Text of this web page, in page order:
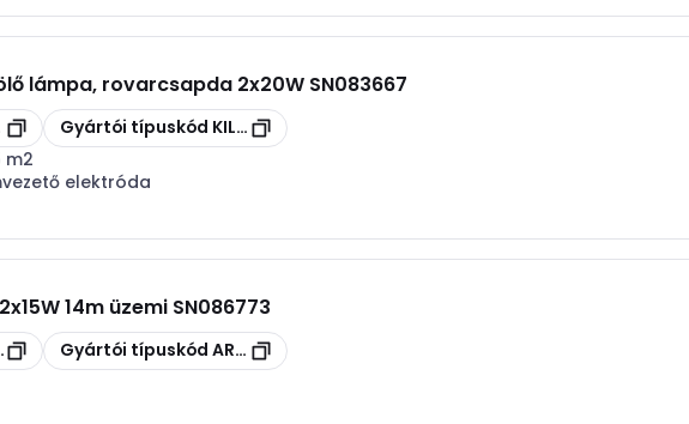
lámpa, rovarcsapda 2x20W SN083667
PEST 2x20W
Másolás
Gyártói típuskód KILL PEST 2x20W
m2
elektróda
14m üzemi SN086773
Másolás
Gyártói típuskód ART309